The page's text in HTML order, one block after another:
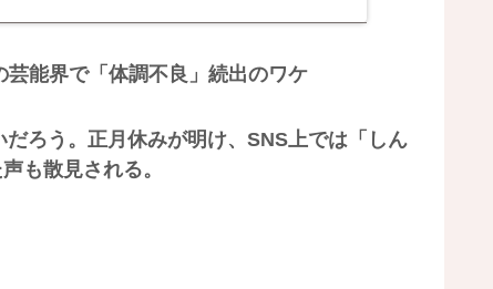
能界で「体調不良」続出のワケ
ろう。正月休みが明け、SNS上では「しん
も散見される。